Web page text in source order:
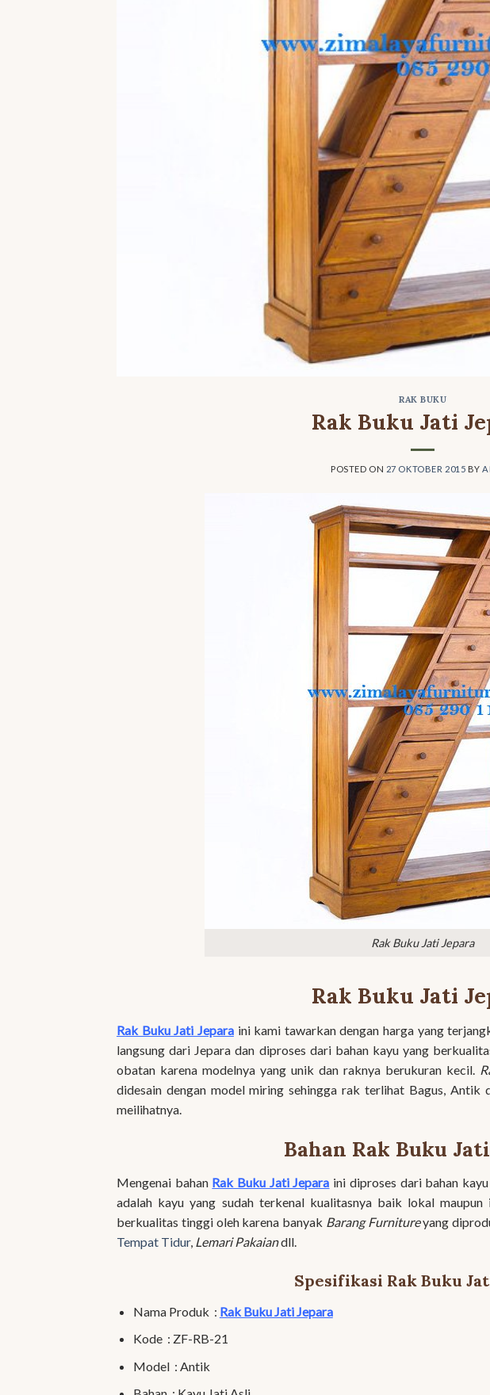
RAK BUKU
Rak Buku Jati
POSTED ON 27 OKTOBER 2015 BY
Rak Buku Jati Jepara
Rak Buku Jati
Rak Buku Jati Jeparaini kami tawarkan dengan harga yang
langsung dari Jepara dan diproses dari bahan kayu yang
obatan karena modelnya yang unik dan raknya berukuran kecil.
didesain dengan model miring sehingga rak terlihat Bagus, Antik
meilihatnya.
Bahan Rak Buku
Mengenai bahan Rak Buku Jati Jepara ini diproses dari bahan
adalah kayu yang sudah terkenal kualitasnya baik lokal
berkualitas tinggi oleh karena banyak Barang Furnitureyang
Tempat Tidur, Lemari Pakaiandll.
Spesifikasi Rak Buku
Nama Produk : Rak Buku Jati Jepara
Kode : ZF-RB-21
Model : Antik